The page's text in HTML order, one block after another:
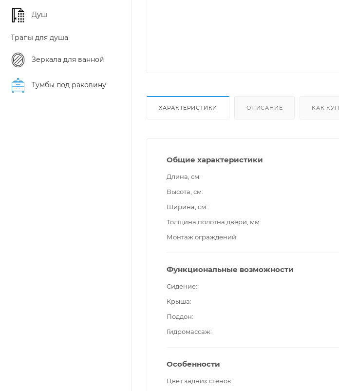
Душ
Трапы для душа
Зеркала для ванной
Тумбы под раковину
ХАРАКТЕРИСТИКИ ОПИСАНИЕ КАК
Общие характеристики
Длина, см
Высота, см
Ширина, см
Толщина полотна двери, мм
Монтаж ограждений
Функциональные возможности
Сидение
Крыша
Поддон
Гидромассаж
Особенности
Цвет задних стенок